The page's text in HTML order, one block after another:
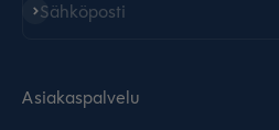
Sähköposti
Tilaa
Asiakaspalvelu